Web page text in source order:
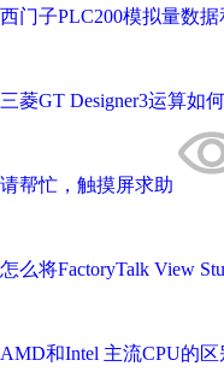
西门子PLC200模拟量数据
三菱GT Designer3运算如
请帮忙，触摸屏求助
怎么将FactoryTalk View
AMD和Intel 主流CPU的区